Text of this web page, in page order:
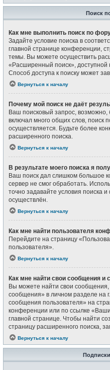
Поиск
Как мне выполнить поиск по
Задайте условие поиска в
главной странице конференции,
темы. Вы можете осуществить
«Расширенный поиск», доступной
Способ доступа к поиску может
Вернуться к началу
Почему мой поиск не даёт
Ваш поисковый запрос,
включал много общих слов, поиск
осуществляется. Будьте более
расширенного поиска.
Вернуться к началу
В результате моего поиска я
Ваш поиск дал слишком большое
сервер не смог обработать.
точно задавайте условия поиска
осуществлён.
Вернуться к началу
Как мне найти пользователя
Перейдите на страницу
пользователя».
Вернуться к началу
Как мне найти свои сообщения
Вы можете найти свои
сообщения» в личном разделе на
сообщения пользователя» на
конференции или по ссылке
главной странице. Чтобы найти
страницу расширенного поиска,
Вернуться к началу